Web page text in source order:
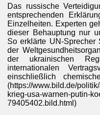
Das russische
entsprechenden
Einzelheiten. Experten
dieser Behauptung nur
So erklärte UN-Sprecher
der
der ukrainischen
internationalen
einschließlich
(https://www.bild.de/
krieg-usa-warnen-putin-
79405402.bild.html)
vor Finnland